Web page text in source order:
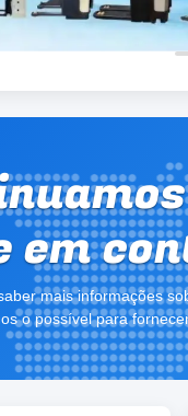
em
mais informações
o possível para